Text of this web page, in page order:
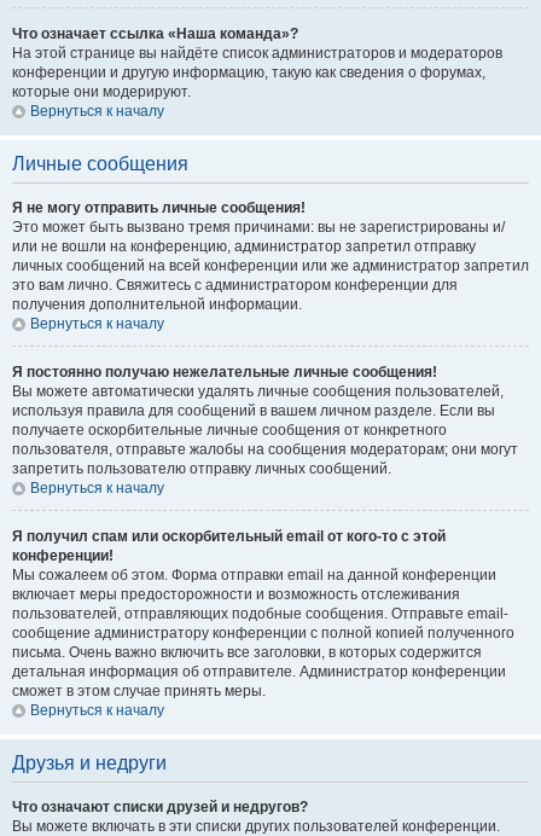
Что означает ссылка «Наша команда»?
На этой странице вы найдёте список администраторов и модераторов
конференции и другую информацию, такую как сведения о форумах,
которые они модерируют.
Вернуться к началу
Личные сообщения
Я не могу отправить личные сообщения!
Это может быть вызвано тремя причинами: вы не зарегистрированы и/
или не вошли на конференцию, администратор запретил отправку
личных сообщений на всей конференции или же администратор запретил
это вам лично. Свяжитесь с администратором конференции для
получения дополнительной информации.
Вернуться к началу
Я постоянно получаю нежелательные личные сообщения!
Вы можете автоматически удалять личные сообщения пользователей,
используя правила для сообщений в вашем личном разделе. Если вы
получаете оскорбительные личные сообщения от конкретного
пользователя, отправьте жалобы на сообщения модераторам; они могут
запретить пользователю отправку личных сообщений.
Вернуться к началу
Я получил спам или оскорбительный email от кого-то с этой
конференции!
Мы сожалеем об этом. Форма отправки email на данной конференции
включает меры предосторожности и возможность отслеживания
пользователей, отправляющих подобные сообщения. Отправьте email-
сообщение администратору конференции с полной копией полученного
письма. Очень важно включить все заголовки, в которых содержится
детальная информация об отправителе. Администратор конференции
сможет в этом случае принять меры.
Вернуться к началу
Друзья и недруги
Что означают списки друзей и недругов?
Вы можете включать в эти списки других пользователей конференции.